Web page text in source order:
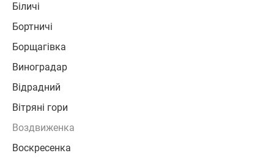
Біличі
Бортничі
Борщагівка
Виноградар
Відрадний
Вітряні гори
Воздвиженка
Воскресенка